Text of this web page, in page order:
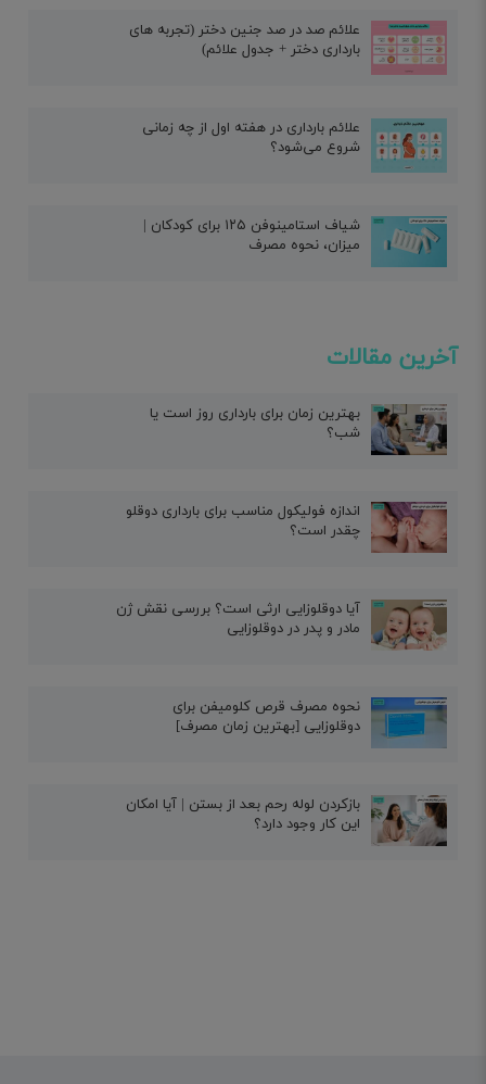
علائم صد در صد جنین دختر (تجربه های
بارداری دختر + جدول علائم)
علائم بارداری در هفته اول از چه زمانی
شروع می‌شود؟
شیاف استامینوفن ۱۲۵ برای کودکان |
میزان، نحوه مصرف
آخرین مقالات
بهترین زمان برای بارداری روز است یا
شب؟
اندازه فولیکول مناسب برای بارداری دوقلو
چقدر است؟
آیا دوقلوزایی ارثی است؟ بررسی نقش ژن
مادر و پدر در دوقلوزایی
نحوه مصرف قرص کلومیفن برای
دوقلوزایی [بهترین زمان مصرف]
بازکردن لوله رحم بعد از بستن | آیا امکان
این کار وجود دارد؟